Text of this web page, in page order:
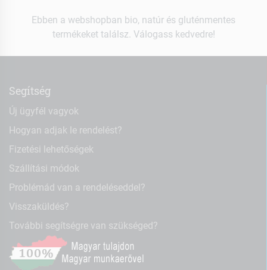
Ebben a webshopban bio, natúr és gluténmentes
termékeket találsz. Válogass kedvedre!
Segítség
Új ügyfél vagyok
Hogyan adjak le rendelést?
Fizetési lehetőségek
Szállítási módok
Problémád van a rendeléseddel?
Visszaküldés?
További segítségre van szükséged?